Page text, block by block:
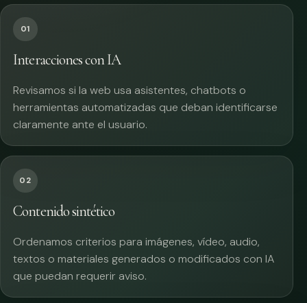
01
Interacciones con IA
Revisamos si la web usa asistentes, chatbots o
herramientas automatizadas que deban identificarse
claramente ante el usuario.
02
Contenido sintético
Ordenamos criterios para imágenes, vídeo, audio,
textos o materiales generados o modificados con IA
que puedan requerir aviso.